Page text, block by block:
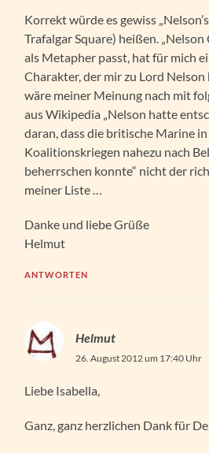
Korrekt würde es gewiss
Trafalgar Square) heißen. „Nelson
als Metapher passt, hat für mich
Charakter, der mir zu Lord Nelson
wäre meiner Meinung nach mit
aus Wikipedia „Nelson hatte
daran, dass die britische Marine
Koalitionskriegen nahezu nach
beherrschen konnte“ nicht der
meiner Liste …
Danke und liebe Grüße
Helmut
ANTWORTEN
Helmut
26. August 2012 um 17:40 Uhr
Liebe Isabella,
Ganz, ganz herzlichen Dank für